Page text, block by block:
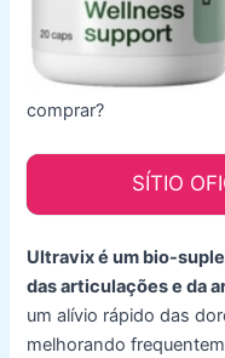
comprar?
SÍTIO
Ultravix é um bio-
das articulações e da
um alívio rápido das
melhorando